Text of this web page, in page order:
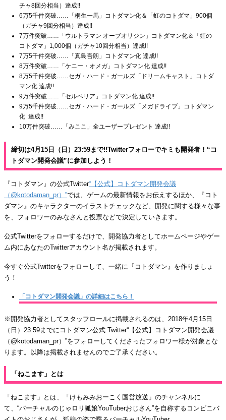
チャ8回分相当）達成!!
6万5千件突破……「桐生一馬」コトダマン化＆「虹のコトダマ」900個
（ガチャ9回分相当）達成!!
7万件突破……「ウルトラマン オーブオリジン」コトダマン化＆「虹の
コトダマ」1,000個（ガチャ10回分相当）達成!!
7万5千件突破……「真島吾朗」コトダマン化 達成!!
8万件突破……「ケニー・オメガ」コトダマン化 達成!!
8万5千件突破……セガ・ハード・ガールズ「ドリームキャスト」コトダ
マン化 達成!!
9万件突破……「セルベリア」コトダマン化 達成!!
9万5千件突破……セガ・ハード・ガールズ「メガドライブ」コトダマン
化 達成!!
10万件突破……「みここ」全ユーザープレゼント 達成!!
締切は4月15日（日）23:59まで!!Twitterフォローでキミも開発者！“コ
トダマン開発会議”に参加しよう！
『コトダマン』の公式Twitter“【公式】コトダマン開発会議
（@kotodaman_pr）”では、ゲームの最新情報をお伝えするほか、『コト
ダマン』のキャラクターのイラストチェックなど、開発に関する様々な事
を、フォロワーのみなさんと投票などで決定していきます。
公式Twitterをフォローするだけで、開発協力者としてホームページやゲー
ム内にあなたのTwitterアカウント名が掲載されます。
今すぐ公式Twitterをフォローして、一緒に『コトダマン』を作りましょ
う！
「コトダマン開発会議」の詳細はこちら！
※開発協力者としてスタッフロールに掲載されるのは、2018年4月15日
（日）23:59までにコトダマン公式 Twitter“【公式】コトダマン開発会議
（@kotodaman_pr）”をフォローしてくださったフォロワー様が対象とな
ります。以降は掲載されませんのでご了承ください。
「ねこます」とは
「ねこます」とは、「けもみみおーこく国営放送」のチャンネルに
て、“バーチャルのじゃロリ狐娘YouTuberおじさん”を自称するコンビニバ